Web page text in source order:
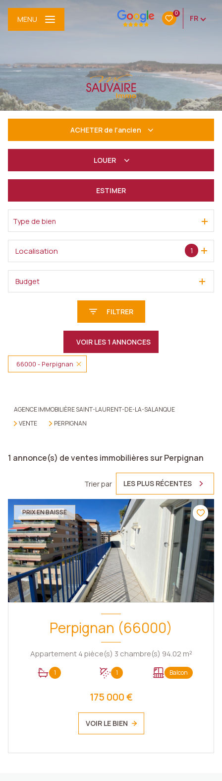
0
FR
MENU
ACHETER de l'ancien
LOUER
De l'immo pro
ESTIMER
Type de bien
1
Localisation
Budget
FILTRER
VOIR LES 1 ANNONCES
66000 - Perpignan
AGENCE IMMOBILIÈRE SAINT-LAURENT-DE-LA-SALANQUE
VENTE
PERPIGNAN
1 annonce(s) de ventes immobilières sur Perpignan
Trier par LES PLUS RÉCENTES
PRIX EN BAISSE
Perpignan (66000)
Appartement 4 pièce(s) 3 chambre(s) 94.02 m²
1 1 Balcon
175 000 €
VOIR LE BIEN